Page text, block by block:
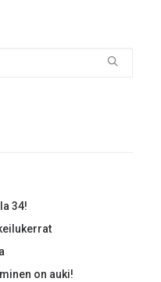
34!
on auki!